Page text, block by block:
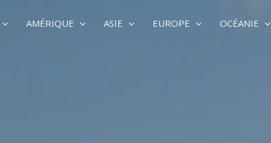
AMÉRIQUE ASIE EUROPE OCÉANIE